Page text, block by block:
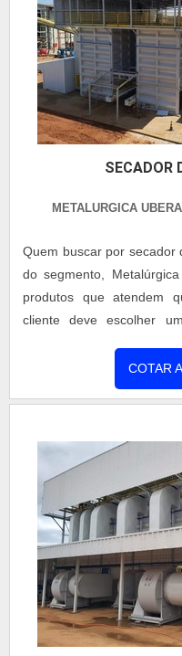
SECADOR
METALURGICA
Quem buscar por secador
do segmento,
produtos que atendem
cliente deve escolher
ampla experiência no
INTERESSANTES
até a Metalúrgica
em aquecedor de caldo
garantindo o que há de
trocar o foco sobre
exatidão em orçar com
produtos e serviços que
proteção, pontos
planejamento de
lucro, deixando a
COTAR